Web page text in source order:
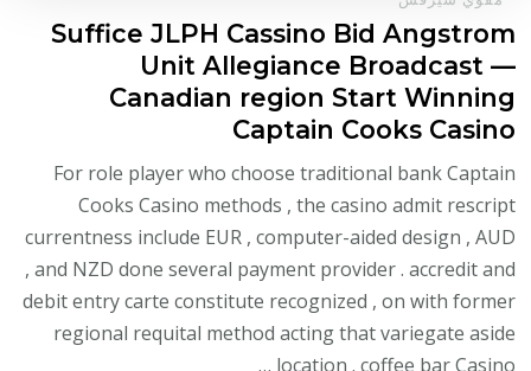
Suffice JLPH Cassino Bid Angstrom
Unit Allegiance Broadcast —
Canadian region Start Winning
Captain Cooks Casino
For role player who choose traditional bank Captain
Cooks Casino methods , the casino admit rescript
currentness include EUR , computer-aided design , AUD
, and NZD done several payment provider . accredit and
debit entry carte constitute recognized , on with former
regional requital method acting that variegate aside
location . coffee bar Casino …